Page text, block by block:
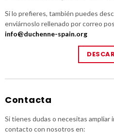
Si lo prefieres, también puedes
enviárnoslo rellenado por correo
info@duchenne-spain.org
Contacta
Si tienes dudas o necesitas
contacto con nosotros en: